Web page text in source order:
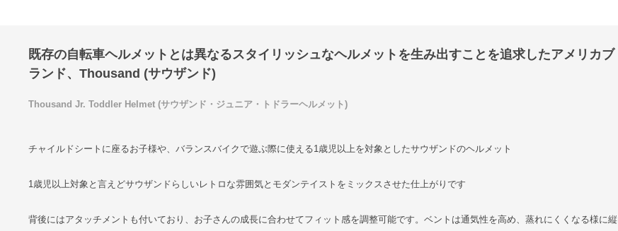
既存の自転車ヘルメットとは異なるスタイリッシュなヘルメットを生み出すことを追求したアメリカブ
ランド、Thousand (サウザンド)
Thousand Jr. Toddler Helmet (サウザンド・ジュニア・トドラーヘルメット)
チャイルドシートに座るお子様や、バランスバイクで遊ぶ際に使える1歳児以上を対象としたサウザンドのヘルメット
1歳児以上対象と言えどサウザンドらしいレトロな雰囲気とモダンテイストをミックスさせた仕上がりです
背後にはアタッチメントも付いており、お子さんの成長に合わせてフィット感を調整可能です。ベントは通気性を高め、蒸れにくくなる様に縦